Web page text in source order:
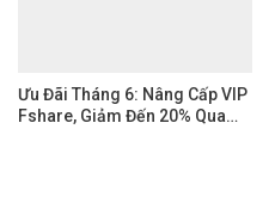
Ưu Đãi Tháng 6: Nâng Cấp VIP
Fshare, Giảm Đến 20% Qua…